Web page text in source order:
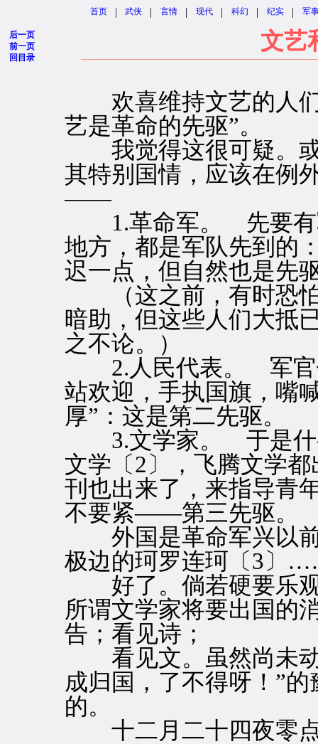
首页 | 武侠 | 言情 | 现代 | 科幻 | 纪实 | 军
后一页
前一页
回目录
文艺
欢喜维持文艺的人们
艺是革命的先驱”。
我觉得这很可疑。或
其特别国情，应该在例
——
1.革命军。 先要有
地方，都是军队先到的
迟一点，但自然也是先
（这之前，有时恐怕
暗助，但这些人们大抵
之不论。）
2.人民代表。 军官
站欢迎，手执国旗，嘴
厚”：这是第二先驱。
3.文学家。 于是什
文学〔2〕，飞腾文学
刊也出来了，来指导
不要紧——第三先驱。
外国是革命军兴以前
极边的珂罗连珂〔3〕
好了。倘若硬要乐观
所谓文学家将要出国的
告；看见诗；
看见文。虽然尚未动
成归国，了不得呀！”
的。
十二月二十四夜零点